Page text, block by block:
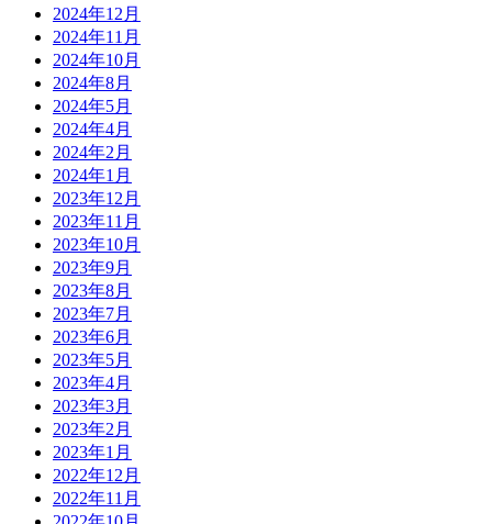
2024年12月
2024年11月
2024年10月
2024年8月
2024年5月
2024年4月
2024年2月
2024年1月
2023年12月
2023年11月
2023年10月
2023年9月
2023年8月
2023年7月
2023年6月
2023年5月
2023年4月
2023年3月
2023年2月
2023年1月
2022年12月
2022年11月